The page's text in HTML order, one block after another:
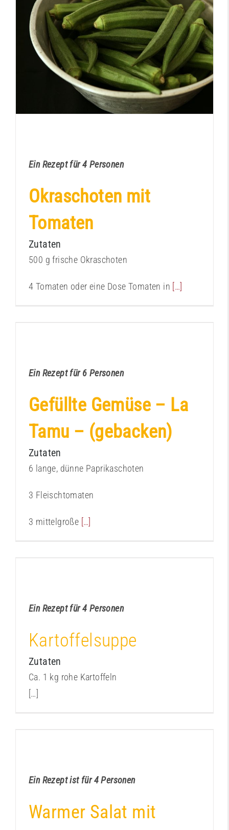
Okraschoten mit Tomaten (indisch)
Kochbuch
Ein Rezept für 4 Personen
Okraschoten mit
Tomaten
Zutaten
500 g frische Okraschoten
4 Tomaten oder eine Dose Tomaten in […]
Ein Rezept für 6 Personen
Gefüllte Gemüse – La
Tamu – (gebacken)
Zutaten
6 lange, dünne Paprikaschoten
3 Fleischtomaten
3 mittelgroße […]
Ein Rezept für 4 Personen
Kartoffelsuppe
Zutaten
Ca. 1 kg rohe Kartoffeln
[…]
Ein Rezept ist für 4 Personen
Warmer Salat mit